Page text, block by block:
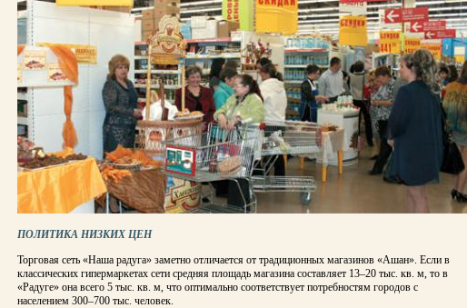
ПОЛИТИКА НИЗКИХ ЦЕН
Торговая сеть «Наша радуга» заметно отличается от традиционных магазинов «Ашан». Если в
классических гипермаркетах сети средняя площадь магазина составляет 13–20 тыс. кв. м, то в
«Радуге» она всего 5 тыс. кв. м, что оптимально соответствует потребностям городов с
населением 300–700 тыс. человек.